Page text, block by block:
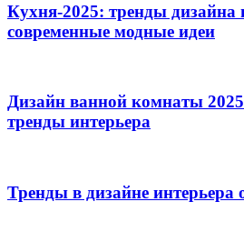
Кухня-2025: тренды дизайна
современные модные идеи
Дизайн ванной комнаты
тренды интерьера
Тренды в дизайне интерьера